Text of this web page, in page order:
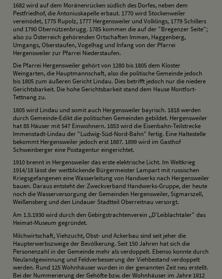
1682 wird auf dem Moränenrücken südlich des Dorfes, neben dem
Pestfriedhof, die Antoniuskapelle erbaut. 1770 wird Stockenweiler
vereinödet, 1775 Rupolz, 1777 Hergensweiler und Volklings, 1779 Schillers
und 1790 Obernützenbrugg. 1785 kommen die auf der "Bregenzer Seite";
also zu Österreich gehörenden Ortschaften Immen, Haggenberg,
Umgangs, Oberstaufen, Vogelhag und Infang von der Pfarrei
Hergensweiler zur Pfarrei Niederstaufen.
Die Pfarrei Hergensweiler gehört von 1280 bis 1805 dem Kloster
Weingarten, die Hauptmannschaft, also die politische Gemeinde jedoch
bis 1805 zum äußeren Gericht Lindau. Dies betrifft jedoch nur die niedere
Gerichtsbarkeit. Die hohe Gerichtsbarkeit stand dem Hause Montfort-
Tettnang zu.
1805 wird Lindau und somit auch Hergensweiler bayrisch. 1818 werden
durch Gemeinde-Edikt die politischen Gemeinden gebildet. Hergensweiler
hat 85 Häuser mit 547 Einwohnern. 1853 wird die Eisenbahn-Teilstrecke
Immenstadt-Lindau der "Ludwig-Süd-Nord-Bahn" fertig. Eine Haltestelle
bekommt Hergensweiler jedoch erst 1887. 1899 wird im Gasthof
Schweinberger eine Postagentur eingerichtet.
1910 brennt in Hergensweiler das erste elektrische Licht. Im Weltkrieg
1914/18 lässt der weitblickende Bürgermeister Lampart mit russischen
Kriegsgefangenen eine Wasserleitung von Handwerks nach Hergensweiler
bauen. Daraus entsteht der Zweckverband Handwerks-Gruppe, der heute
noch die Wasserversorgung der Gemeinden Hergensweiler, Sigmarszell,
Weißensberg und den Lindauer Stadtteil Oberreitnau versorgt.
Am 1.5.1930 wird durch den Gebirgstrachtenverein ,,D'Leiblachtaler" das
Heimat-Museum gegründet.
Milchwirtschaft, Viehzucht, Obst- und Ackerbau sind seit jeher die
Haupterwerbszweige der Bevölkerung. Seit 150 Jahren hat sich die
Personenzahl in der Gemeinde mehr als verdoppelt. Ebenso konnte durch
Neulandgewinnung und Feldverbesserung der Viehbestand verdoppelt
werden. Rund 125 Wohnhäuser wurden in der genannten Zeit neu erstellt.
Bei der Nummerierung der Gehöfte bzw. der Wohnhäuser im Jahre 1812